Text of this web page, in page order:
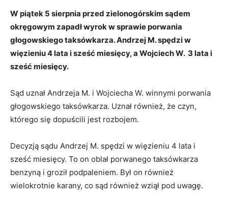
W piątek 5 sierpnia przed zielonogórskim sądem
okręgowym zapadł wyrok w sprawie porwania
głogowskiego taksówkarza. Andrzej M. spędzi w
więzieniu 4 lata i sześć miesięcy, a Wojciech W. 3 lata i
sześć miesięcy.
Sąd uznał Andrzeja M. i Wojciecha W. winnymi porwania
głogowskiego taksówkarza. Uznał również, że czyn,
którego się dopuścili jest rozbojem.
Decyzją sądu Andrzej M. spędzi w więzieniu 4 lata i
sześć miesięcy. To on oblał porwanego taksówkarza
benzyną i groził podpaleniem. Był on również
wielokrotnie karany, co sąd również wziął pod uwagę.